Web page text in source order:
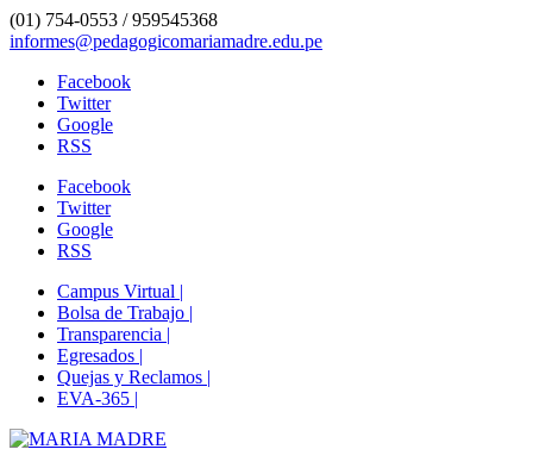
(01) 754-0553 / 959545368
informes@pedagogicomariamadre.edu.pe
Facebook
Twitter
Google
RSS
Facebook
Twitter
Google
RSS
Campus Virtual |
Bolsa de Trabajo |
Transparencia |
Egresados |
Quejas y Reclamos |
EVA-365 |